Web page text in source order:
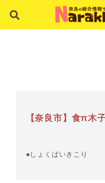
【奈良市】食π木
●しょくぱいきこり